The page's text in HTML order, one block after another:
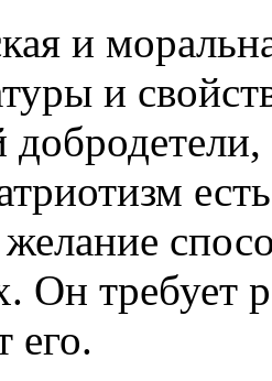
и
и
желание
Он требует
его.